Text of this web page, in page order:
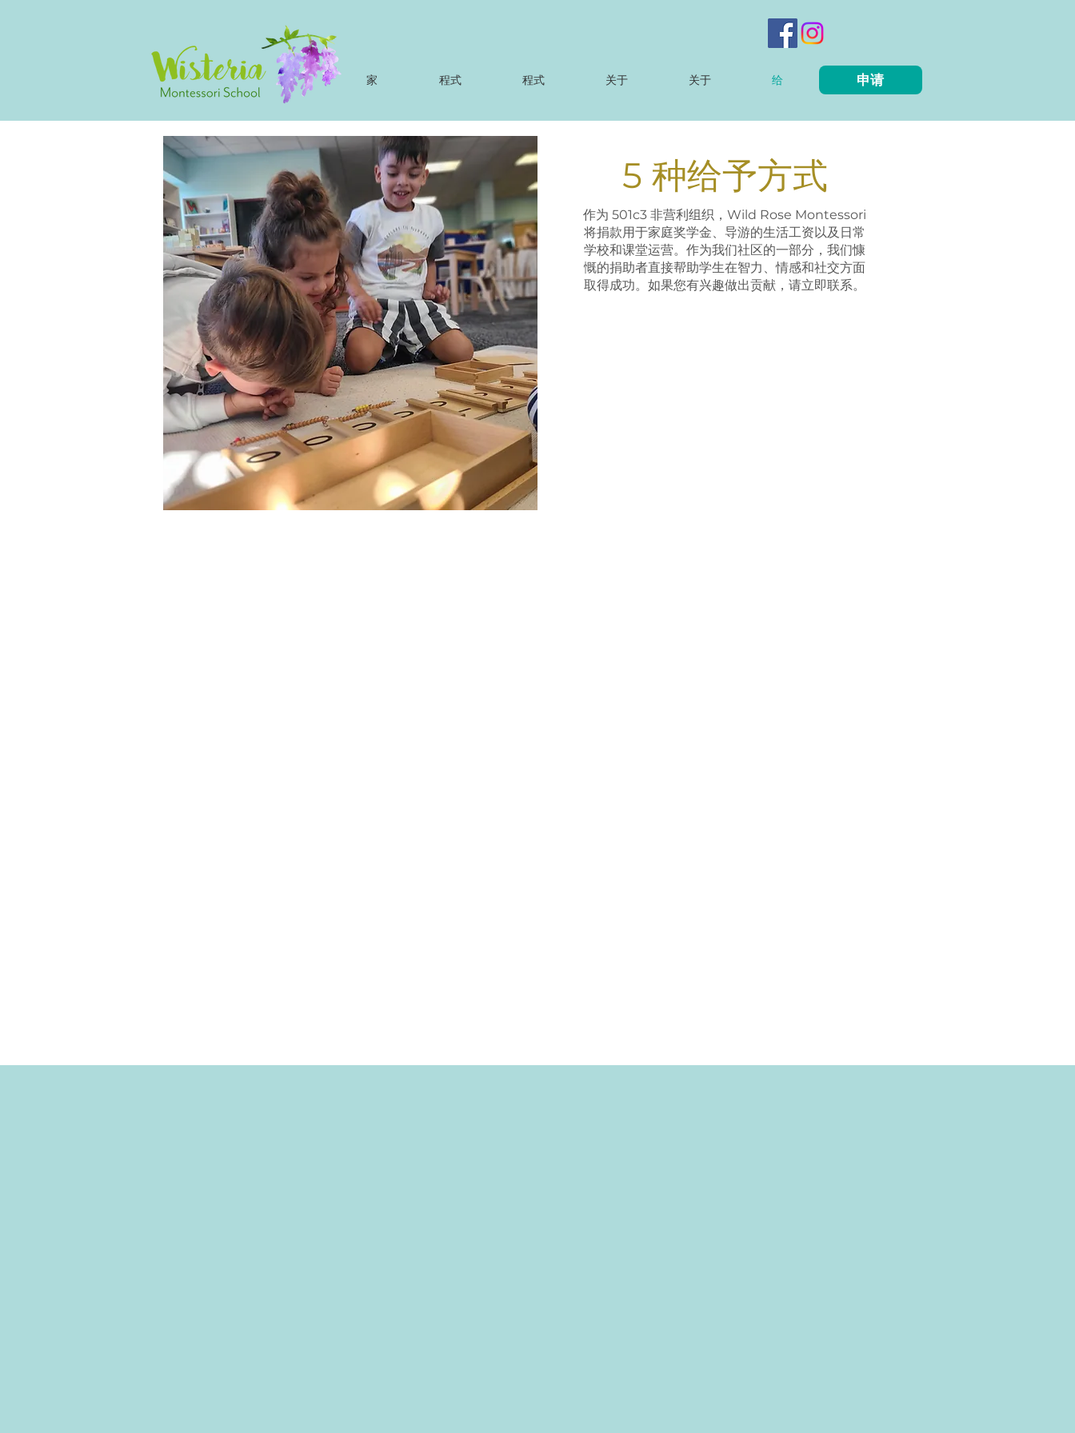
家 程式 程式 关于 关于 给 申请
5 种给予方式
作为 501c3 非营利组织，Wild Rose Montessori
将捐款用于家庭奖学金、导游的生活工资以及日常
学校和课堂运营。作为我们社区的一部分，我们慷
慨的捐助者直接帮助学生在智力、情感和社交方面
取得成功。如果您有兴趣做出贡献，请立即联系。